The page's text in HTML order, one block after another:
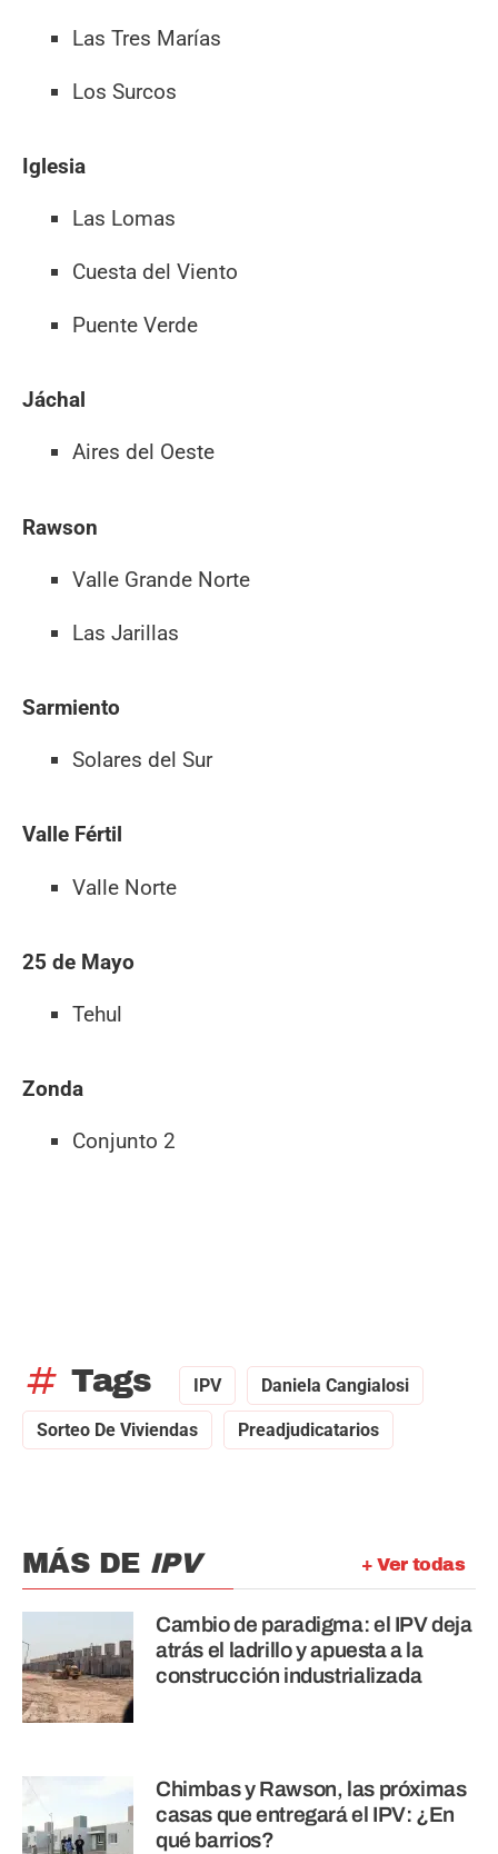
Las Tres Marías
Los Surcos
Iglesia
Las Lomas
Cuesta del Viento
Puente Verde
Jáchal
Aires del Oeste
Rawson
Valle Grande Norte
Las Jarillas
Sarmiento
Solares del Sur
Valle Fértil
Valle Norte
25 de Mayo
Tehul
Zonda
Conjunto 2
tag Tags IPV Daniela Cangialosi
Sorteo De Viviendas Preadjudicatarios
+ Ver todas
MÁS DE IPV
Cambio de paradigma: el IPV deja
atrás el ladrillo y apuesta a la
construcción industrializada
Chimbas y Rawson, las próximas
casas que entregará el IPV: ¿En
qué barrios?